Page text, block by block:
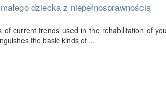
dziecka z niepełnosprawnością
current trends used in the rehabilitation of
the basic kinds of ...